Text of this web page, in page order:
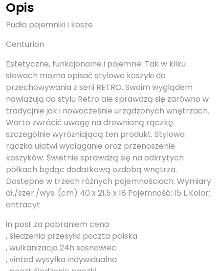
Opis
Pudła pojemniki i kosze
Centurion
Estetyczne, funkcjonalne i pojemne. Tak w kilku
słowach można opisać stylowe koszyki do
przechowywania z serii RETRO. Swoim wyglądem
nawiązują do stylu Retro ale sprawdzą się zarówno w
tradycjnie jak i nowocześnie urządzonych wnętrzach.
Warto zwrócić uwagę na drewnianą rączkę
szczególnie wyróżniającą ten produkt. Stylowa
rączka ułatwi wyciąganie oraz przenoszenie
koszyków. Świetnie sprawdzą się na odkrytych
półkach będąc dodatkową ozdobą wnętrza.
Dostępne w trzech różnych pojemnościach. Wymiary
dł./szer./wys. (cm) 40 x 21,5 x 18 Pojemność: 15 L Kolor:
antracyt
in post za pobraniem cena
, śledzenia przesyłki poczta polska
, wulkanizacja 24h sosnowiec
, vinted wysyłka indywidualna